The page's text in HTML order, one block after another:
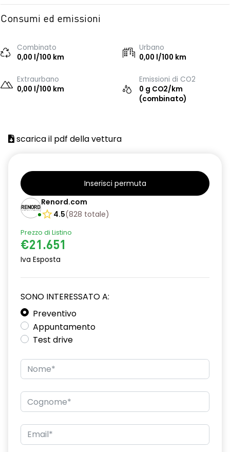
Consumi ed emissioni
Combinato
0,00 l/100 km
Urbano
0,00 l/100 km
Extraurbano
0,00 l/100 km
Emissioni di CO2
0 g CO2/km
(combinato)
scarica il pdf della vettura
Inserisci permuta
Renord.com
4.5(828 totale)
Prezzo di Listino
€21.651
Iva Esposta
SONO INTERESSATO A:
Preventivo
Appuntamento
Test drive